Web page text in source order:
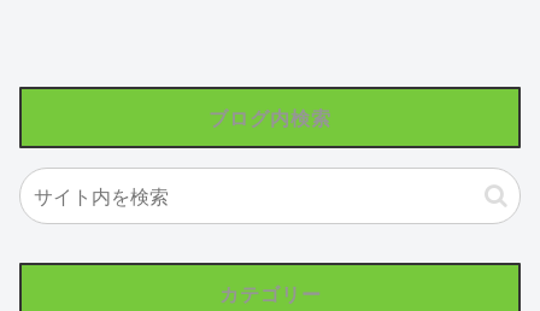
ブログ内検索
カテゴリー